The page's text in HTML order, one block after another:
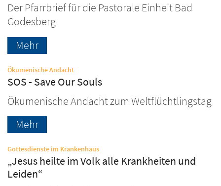
Der Pfarrbrief für die Pastorale Einheit Bad
Godesberg
Mehr
Ökumenische Andacht:
SOS - Save Our Souls
Ökumenische Andacht zum Weltflüchtlingstag
Mehr
Gottesdienste im Krankenhaus:
„Jesus heilte im Volk alle Krankheiten und
Leiden“